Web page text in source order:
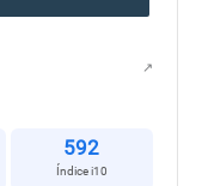
↗
592
Índice i10